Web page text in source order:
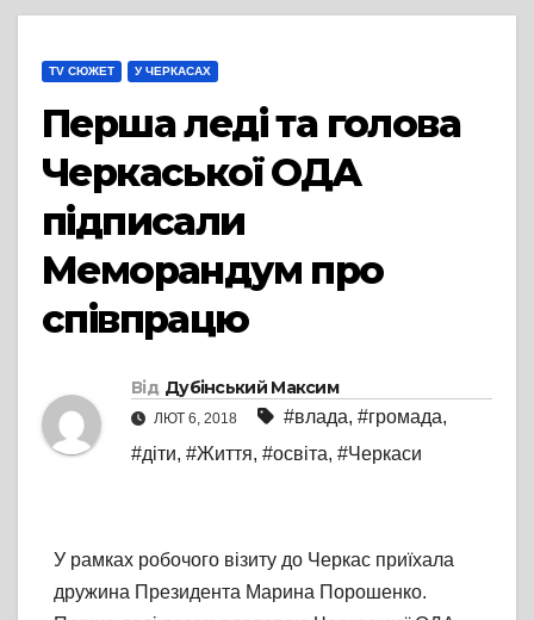
TV СЮЖЕТ У ЧЕРКАСАХ
Перша леді та голова
Черкаської ОДА
підписали
Меморандум про
співпрацю
Від Дубінський Максим
ЛЮТ 6, 2018 #влада, #громада,
#діти, #Життя, #освіта, #Черкаси
У рамках робочого візиту до Черкас приїхала
дружина Президента Марина Порошенко.